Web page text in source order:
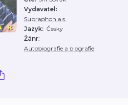
Vydavatel :
Supraphon a.s.
Jazyk: Česky
Žánr:
Autobiografie a biografie